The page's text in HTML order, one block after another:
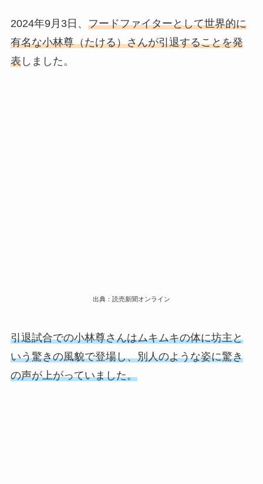
2024年9月3日、 フードファイターとして世界的に
有名な小林尊（たける）さんが引退することを発
表しました。
出典：読売新聞オンライン
引退試合での小林尊さんはムキムキの体に坊主と
いう驚きの風貌で登場し、別人のような姿に驚き
の声が上がっていました。